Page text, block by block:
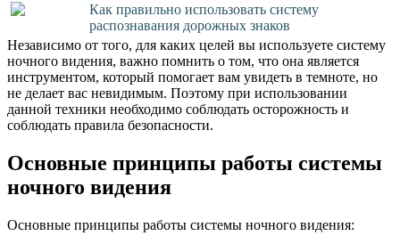
Как правильно использовать систему
распознавания дорожных знаков
Независимо от того, для каких целей вы используете систему
ночного видения, важно помнить о том, что она является
инструментом, который помогает вам увидеть в темноте, но
не делает вас невидимым. Поэтому при использовании
данной техники необходимо соблюдать осторожность и
соблюдать правила безопасности.
Основные принципы работы системы
ночного видения
Основные принципы работы системы ночного видения: